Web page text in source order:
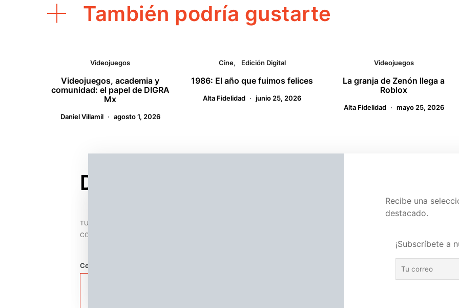
También podría gustarte
Videojuegos
Videojuegos, academia y
comunidad: el papel de DIGRA
Mx
Daniel Villamil agosto 1, 2026
Cine Edición Digital
1986: El año que fuimos felices
Alta Fidelidad junio 25, 2026
Videojuegos
La granja de Zenón llega a
Roblox
Alta Fidelidad mayo 25, 2026
Deja un comentario
TU DIRECCIÓN DE CORREO ELECTRÓNICO NO SERÁ PUBLICADA.
CON
Comentario
Visita nuestra
las formas en
Recibe una
destacado.
¡Subscríbete a